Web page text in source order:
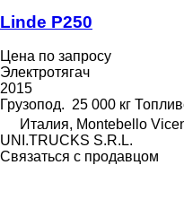
Linde P250
Цена по запросу
Электротягач
2015
Грузопод. 25 000 кг
Италия, Montebello
UNI.TRUCKS S.R.L.
Связаться с продавцом